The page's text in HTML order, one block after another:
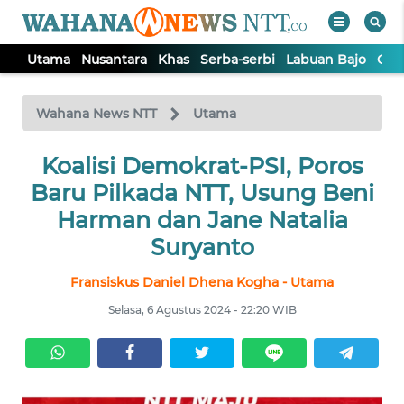
Utama Nusantara Khas Serba-serbi Labuan Bajo
Wahana News NTT Utama
Koalisi Demokrat-PSI, Poros
Baru Pilkada NTT, Usung Beni
Harman dan Jane Natalia
Suryanto
Fransiskus Daniel Dhena Kogha - Utama
Selasa, 6 Agustus 2024 - 22:20 WIB
TV
Tutup
UTAMA
NUSANTARA
SERBI